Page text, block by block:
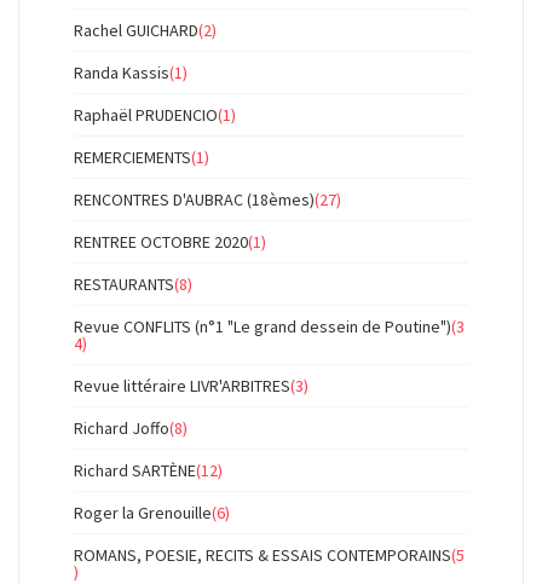
Rachel GUICHARD(2)
Randa Kassis(1)
Raphaël PRUDENCIO(1)
REMERCIEMENTS(1)
RENCONTRES D'AUBRAC (18èmes)(27)
RENTREE OCTOBRE 2020(1)
RESTAURANTS(8)
Revue CONFLITS (n°1 "Le grand dessein de Poutine")(3
4)
Revue littéraire LIVR'ARBITRES(3)
Richard Joffo(8)
Richard SARTÈNE(12)
Roger la Grenouille(6)
ROMANS, POESIE, RECITS & ESSAIS CONTEMPORAINS(5
)